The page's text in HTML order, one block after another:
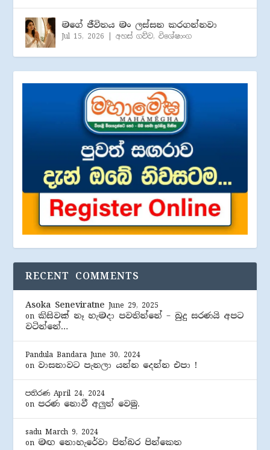
මගේ ජීවිතය මං ලස්සන කරගන්නවා
Jul 15, 2026 |අහස් ගව්ව,විශේෂාංග
RECENT COMMENTS
Asoka Seneviratne June 29, 2025
on කිසිවක් නෑ හැමදා පවතින්නේ – බුදු සරණයි අපට
වටින්නේ…
Pandula Bandara June 30, 2024
on වාසනාවට පැනලා යන්න දෙන්න එපා !
පතිරණ April 24, 2024
on පරණ නොවී අලුත් වෙමු.
sadu March 9, 2024
on මඟ නොහැරේවා පින්බර පින්කෙත